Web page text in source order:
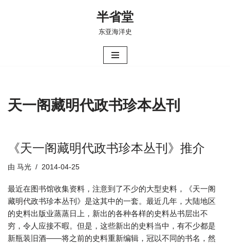
半省堂
东亚海洋史
天一阁藏明代政书珍本丛刊
《天一阁藏明代政书珍本丛刊》推介
由 马光 2014-04-25
最近在图书馆收集资料，注意到了不少的大型史料，《天一阁
藏明代政书珍本丛刊》是这其中的一套。最近几年，大陆地区
的史料出版业蒸蒸日上，新出的各种各样的史料丛书层出不
穷，令人应接不暇。但是，这些新出的史料当中，有不少都是
新瓶装旧酒——将之前的史料重新编辑，冠以不同的书名，然